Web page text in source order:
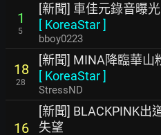
1
5
[新聞] 車佳元錄音曝
[ KoreaStar]
bboy0223
18
28
[新聞] MINA降臨華山
[ KoreaStar]
StressND
16
[新聞] BLACKPINK出
失望